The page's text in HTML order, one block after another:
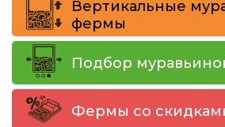
Вертикальные
фермы
Подбор
Фермы со